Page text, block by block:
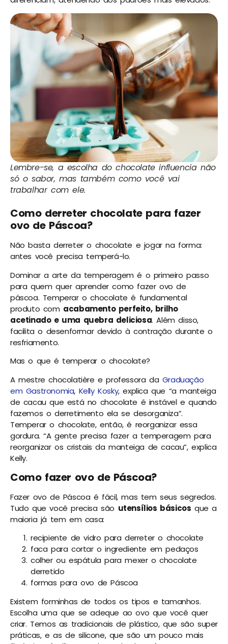
Lembre-se, a escolha do chocolate influencia não
só o sabor, mas também como você vai
trabalhar com ele.
Como derreter chocolate para fazer
ovo de Páscoa?
Não basta derreter o chocolate e jogar na forma:
antes você precisa temperá-lo.
Dominar a arte da temperagem é o primeiro passo
para quem quer aprender como fazer ovo de
páscoa. Temperar o chocolate é fundamental
produto com acabamento perfeito, brilho
acetinado e uma quebra deliciosa. Além disso,
facilita o desenformar devido à contração durante o
resfriamento.
Mas o que é temperar o chocolate?
A mestre chocolatière e professora da Graduação
em Gastronomia, Kelly Kosky, explica que “a manteiga
de cacau que está no chocolate é instável e quando
fazemos o derretimento ela se desorganiza”.
Temperar o chocolate, então, é reorganizar essa
gordura. “A gente precisa fazer a temperagem para
reorganizar os cristais da manteiga de cacau”, explica
Kelly.
Como fazer ovo de Páscoa?
Fazer ovo de Páscoa é fácil, mas tem seus segredos.
Tudo que você precisa são utensílios básicos que a
maioria já tem em casa:
recipiente de vidro para derreter o chocolate
faca para cortar o ingrediente em pedaços
colher ou espátula para mexer o chocolate
derretido
formas para ovo de Páscoa
Existem forminhas de todos os tipos e tamanhos.
Escolha uma que se adeque ao ovo que você quer
criar. Temos as tradicionais de plástico, que são super
práticas, e as de silicone, que são um pouco mais